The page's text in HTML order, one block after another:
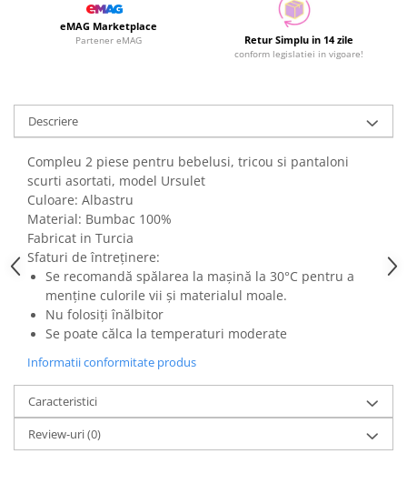
eMAG Marketplace
Partener eMAG Retur Simplu in 14 zile
conform legislatiei in vigoare!
Descriere
Compleu 2 piese pentru bebelusi, tricou si pantaloni
scurti asortati, model Ursulet
Culoare: Albastru
Material: Bumbac 100%
Fabricat in Turcia
Sfaturi de întreținere:
Se recomandă spălarea la mașină la 30°C pentru a
menține culorile vii și materialul moale.
Nu folosiți înălbitor
Se poate călca la temperaturi moderate
Informatii conformitate produs
Caracteristici
Review-uri(0)